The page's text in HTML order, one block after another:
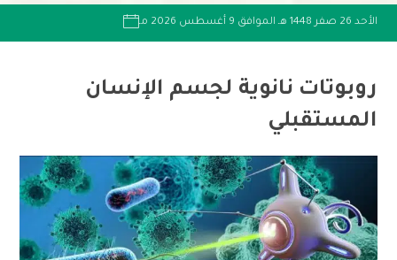
الأحد 26 صفر 1448 هـ الموافق 9 أغسطس 2026 مـ
روبوتات نانوية لجسم الإنسان
المستقبلي